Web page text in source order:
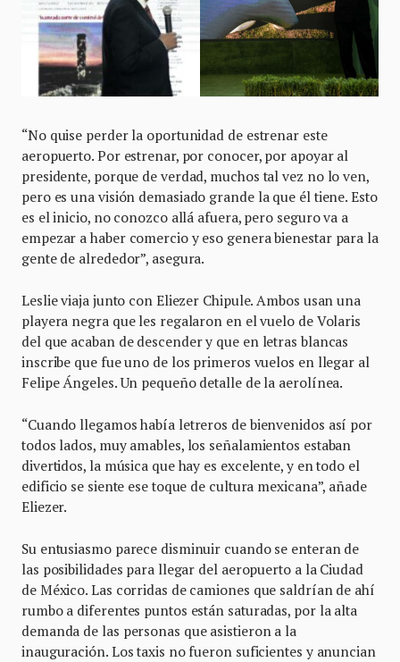
“No quise perder la oportunidad de estrenar este
aeropuerto. Por estrenar, por conocer, por apoyar al
presidente, porque de verdad, muchos tal vez no lo ven,
pero es una visión demasiado grande la que él tiene. Esto
es el inicio, no conozco allá afuera, pero seguro va a
empezar a haber comercio y eso genera bienestar para la
gente de alrededor”, asegura.
Leslie viaja junto con Eliezer Chipule. Ambos usan una
playera negra que les regalaron en el vuelo de Volaris
del que acaban de descender y que en letras blancas
inscribe que fue uno de los primeros vuelos en llegar al
Felipe Ángeles. Un pequeño detalle de la aerolínea.
“Cuando llegamos había letreros de bienvenidos así por
todos lados, muy amables, los señalamientos estaban
divertidos, la música que hay es excelente, y en todo el
edificio se siente ese toque de cultura mexicana”, añade
Eliezer.
Su entusiasmo parece disminuir cuando se enteran de
las posibilidades para llegar del aeropuerto a la Ciudad
de México. Las corridas de camiones que saldrían de ahí
rumbo a diferentes puntos están saturadas, por la alta
demanda de las personas que asistieron a la
inauguración. Los taxis no fueron suficientes y anuncian